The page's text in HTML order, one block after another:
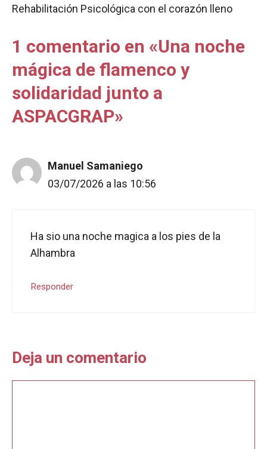
Rehabilitación Psicológica con el corazón lleno
1 comentario en «Una noche
mágica de flamenco y
solidaridad junto a
ASPACGRAP»
Manuel Samaniego
03/07/2026 a las 10:56
Ha sio una noche magica a los pies de la
Alhambra
Responder
Deja un comentario